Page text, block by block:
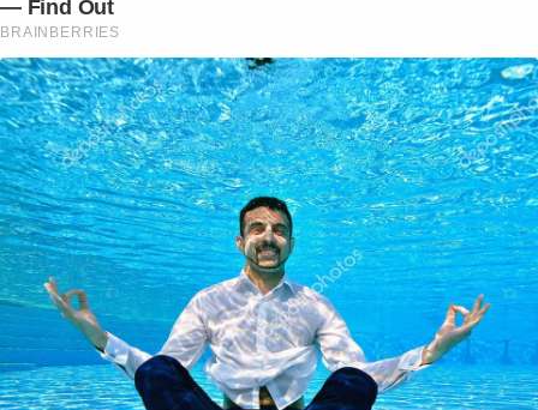
— Find Out
BRAINBERRIES